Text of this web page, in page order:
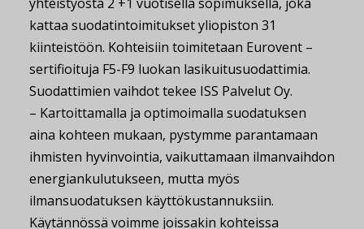
kattaa suodatintoimitukset yliopiston 31
kiinteistöön. Kohteisiin toimitetaan Eurovent –
sertifioituja F5-F9 luokan lasikuitusuodattimia.
Suodattimien vaihdot tekee ISS Palvelut Oy.
– Kartoittamalla ja optimoimalla suodatuksen
aina kohteen mukaan, pystymme parantamaan
ihmisten hyvinvointia, vaikuttamaan ilmanvaihdon
energiankulutukseen, mutta myös
ilmansuodatuksen käyttökustannuksiin.
Käytännössä voimme joissakin kohteissa